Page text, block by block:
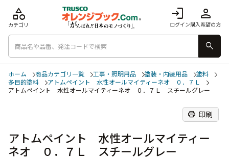
login
ログイン
person
購入希望の方
category
カテゴリ
search
ホーム 商品カテゴリ一覧 工事・照明用品 塗装・内装用品
塗料
多目的塗料
アトムペイント 水性オールマイティーネオ ０．７Ｌ
アトムペイント 水性オールマイティーネオ ０．７Ｌ スチールグレー
print 印刷
アトムペイント 水性オールマイティー
ネオ ０．７Ｌ スチールグレー